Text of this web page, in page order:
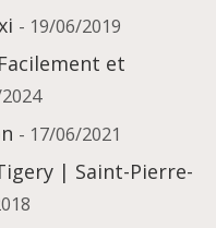
- 19/06/2019
et
- 17/06/2021
| Saint-Pierre-